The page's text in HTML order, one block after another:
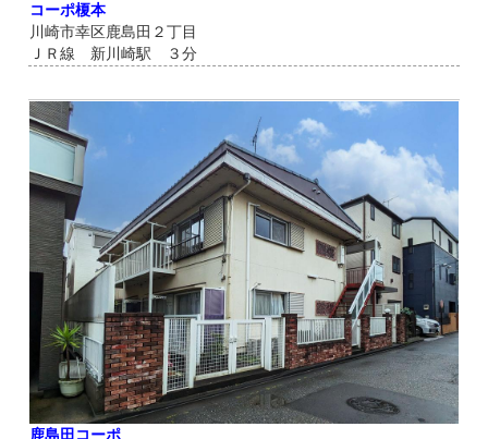
コーポ榎本
川崎市幸区鹿島田２丁目
ＪＲ線 新川崎駅 ３分
鹿島田コーポ